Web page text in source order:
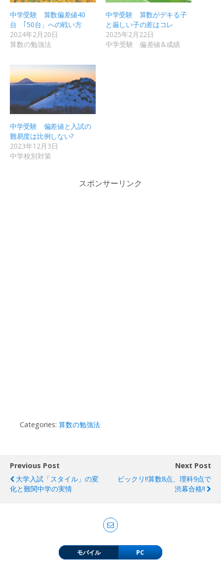
中学受験 算数偏差値40
台 ｢50台」への戦い方
2024年2月20日
算数の勉強法
中学受験 算数がデキる子
と厳しい子の差はコレ
2025年2月22日
中学受験 偏差値&成績
中学受験 偏差値と入試の
難易度は比例しない?
2023年12月3日
中学校別対策
スポンサーリンク
Categories: 算数の勉強法
Previous Post
大学入試「スタイル」の変
化と難関中学の実情
Next Post
ビックリ!!算数8点、理科9点で
渋幕合格!!
モバイル PC